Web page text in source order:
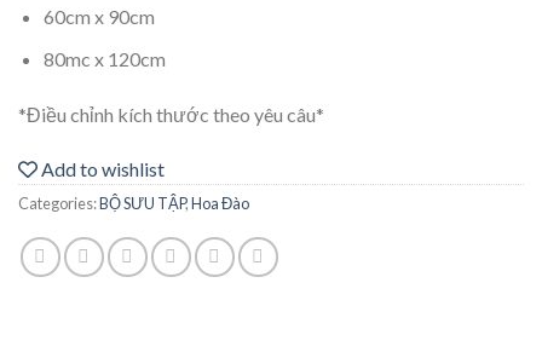
60cm x 90cm
80mc x 120cm
*Điều chỉnh kích thước theo yêu câu*
Add to wishlist
Categories:BỘ SƯU TẬP,Hoa Đào